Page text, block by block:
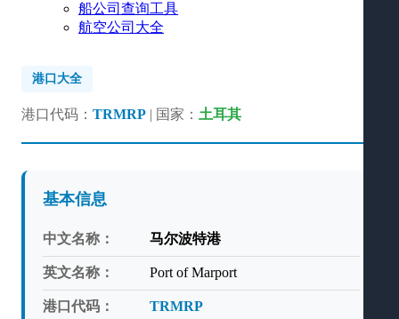
船公司查询工具
航空公司大全
港口大全
港口代码： TRMRP | 国家： 土耳其
基本信息
中文名称： 马尔波特港
英文名称： Port of Marport
港口代码： TRMRP